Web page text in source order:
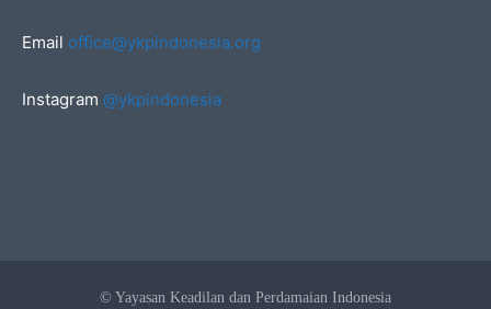
Email office@ykpindonesia.org
Instagram @ykpindonesia
© Yayasan Keadilan dan Perdamaian Indonesia